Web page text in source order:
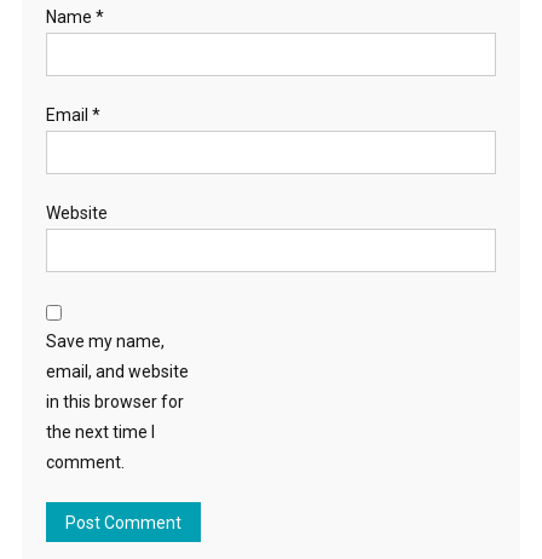
Name *
Email *
Website
Save my name,
email, and website
in this browser for
the next time I
comment.